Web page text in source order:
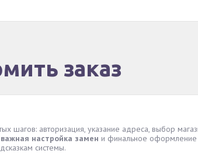
заказ
шагов: авторизация, указание адреса, выбор
важная настройка замен и финальное оформление
системы.